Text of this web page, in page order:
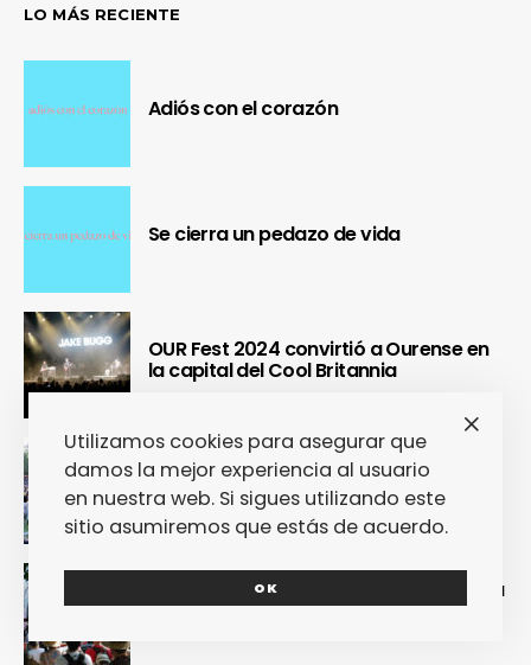
LO MÁS RECIENTE
Adiós con el corazón
Se cierra un pedazo de vida
OUR Fest 2024 convirtió a Ourense en
la capital del Cool Britannia
Nuestra crónica confirma que Paredes
de Coura 2024 no fue un festival, sino
un Couraíso
Nuestra crónica del Sinsal 2024 prueba
que fue la edición más internacional y
Utilizamos cookies para asegurar que
damos la mejor experiencia al usuario
en nuestra web. Si sigues utilizando este
sitio asumiremos que estás de acuerdo.
OK